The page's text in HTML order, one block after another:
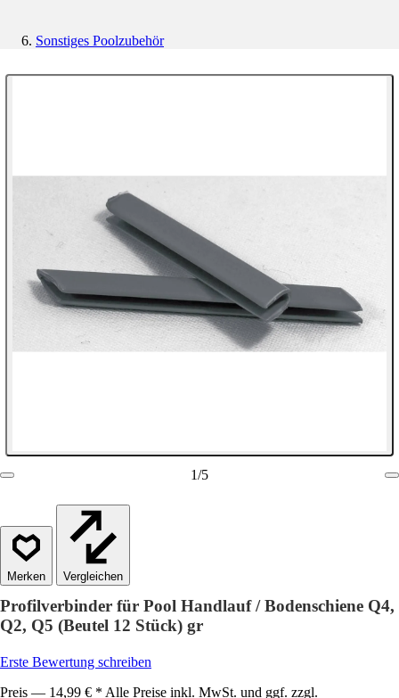
Sonstiges Poolzubehör
1/5
Vergleichen
Profilverbinder für Pool Handlauf / Bodenschiene Q4,
Q2, Q5 (Beutel 12 Stück) gr
Erste Bewertung schreiben
Preis — 14,99 € * Alle Preise inkl. MwSt. und ggf. zzgl.